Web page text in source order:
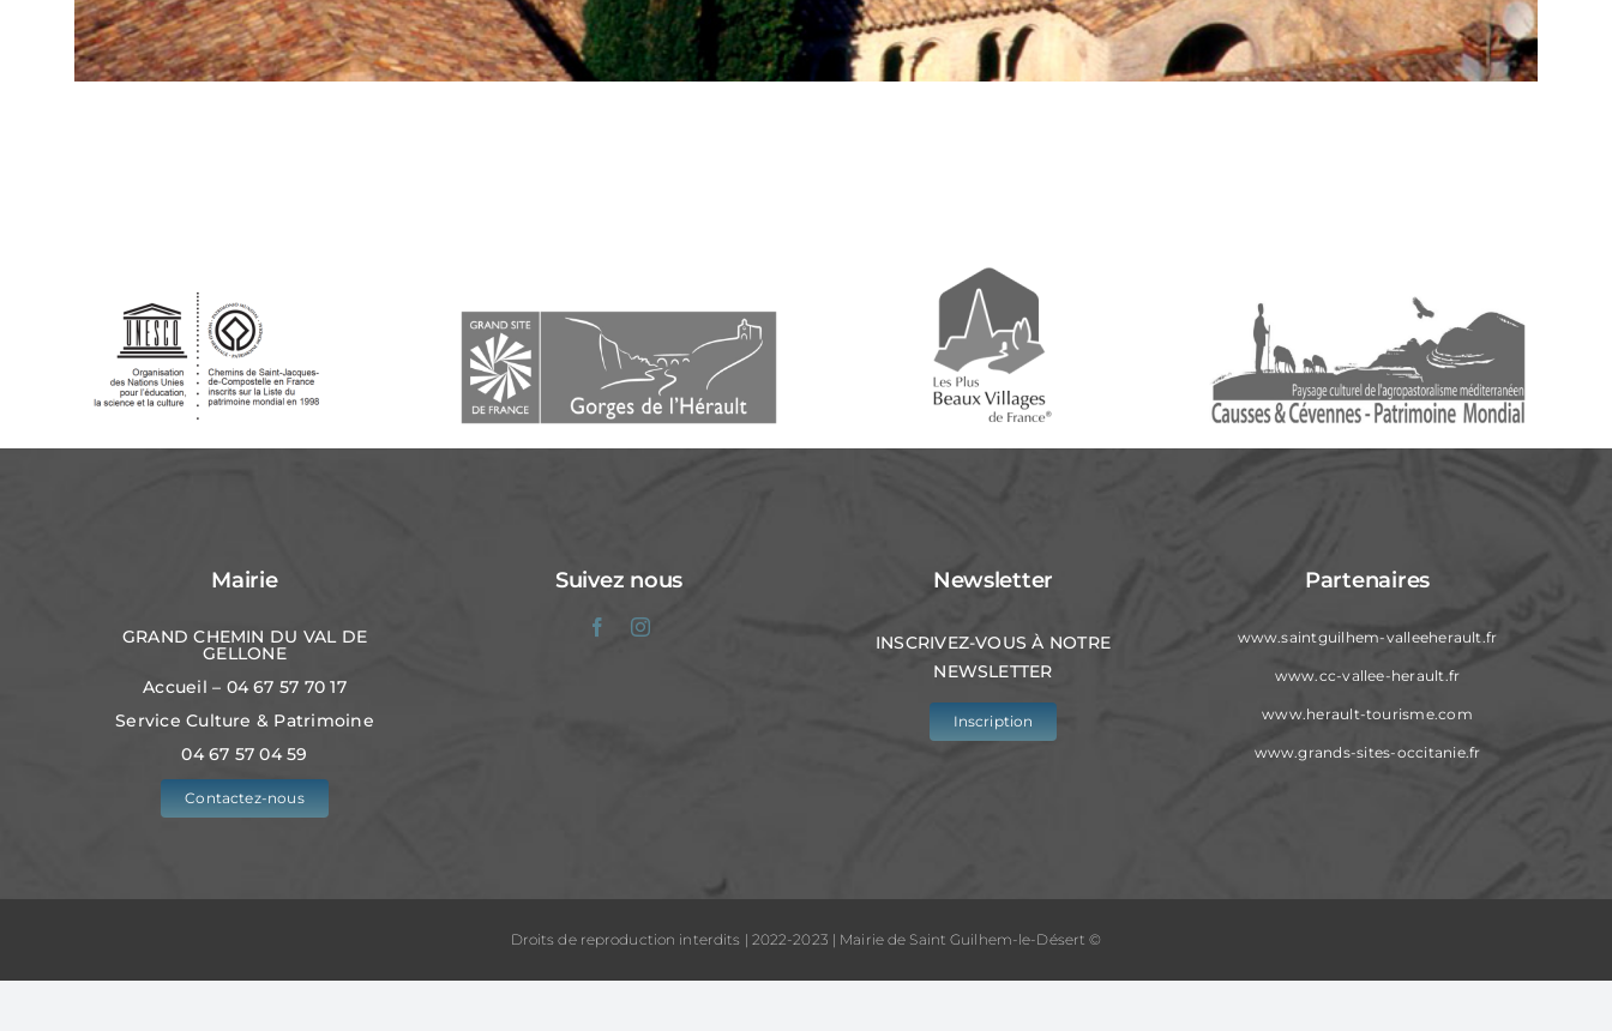
Mairie
GRAND CHEMIN DU VAL DE
GELLONE
Accueil – 04 67 57 70 17
Service Culture & Patrimoine
04 67 57 04 59
Contactez-nous
Suivez nous Newsletter
INSCRIVEZ-VOUS À NOTRE
NEWSLETTER
Inscription
Partenaires
www.saintguilhem-valleeherault.fr
www.cc-vallee-herault.fr
www.herault-tourisme.com
www.grands-sites-occitanie.fr
Droits de reproduction interdits | 2022-2023 | Mairie de Saint Guilhem-le-Désert ©